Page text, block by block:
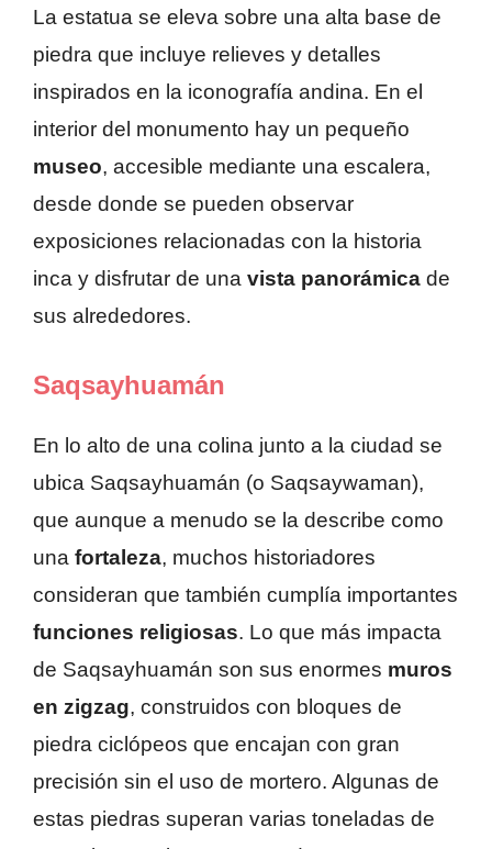
La estatua se eleva sobre una alta base de
piedra que incluye relieves y detalles
inspirados en la iconografía andina. En el
interior del monumento hay un pequeño
museo, accesible mediante una escalera,
desde donde se pueden observar
exposiciones relacionadas con la historia
inca y disfrutar de una vista panorámica de
sus alrededores.
Saqsayhuamán
En lo alto de una colina junto a la ciudad se
ubica Saqsayhuamán (o Saqsaywaman),
que aunque a menudo se la describe como
una fortaleza, muchos historiadores
consideran que también cumplía importantes
funciones religiosas. Lo que más impacta
de Saqsayhuamán son sus enormes muros
en zigzag, construidos con bloques de
piedra ciclópeos que encajan con gran
precisión sin el uso de mortero. Algunas de
estas piedras superan varias toneladas de